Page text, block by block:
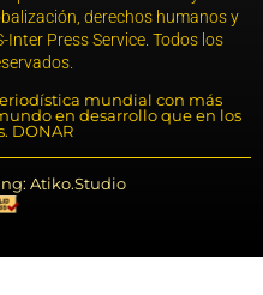
derechos humanos y
Press Service. Todos los
mundial con más
en desarrollo que en los
DONAR
Atiko.Studio